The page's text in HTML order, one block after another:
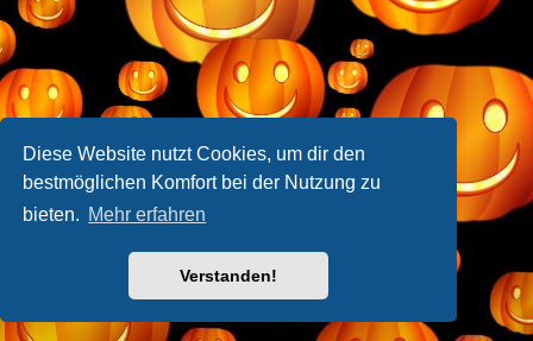
Diese Website nutzt Cookies, um dir den
bestmöglichen Komfort bei der Nutzung zu
bieten. Mehr erfahren
Verstanden!